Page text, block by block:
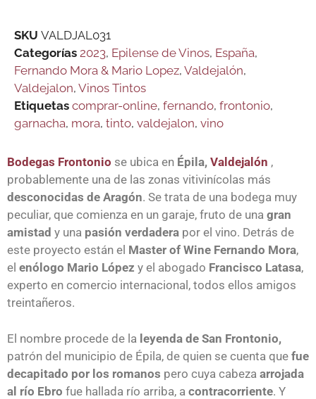
SKU VALDJAL031
Categorías 2023, Epilense de Vinos, España,
Fernando Mora & Mario Lopez, Valdejalón,
Valdejalon, Vinos Tintos
Etiquetas comprar-online, fernando, frontonio,
garnacha, mora, tinto, valdejalon, vino
Bodegas Frontonio se ubica en Épila, Valdejalón ,
probablemente una de las zonas vitivinícolas más
desconocidas de Aragón. Se trata de una bodega muy
peculiar, que comienza en un garaje, fruto de una gran
amistad y una pasión verdadera por el vino. Detrás de
este proyecto están el Master of Wine Fernando Mora,
el enólogo Mario López y el abogado Francisco Latasa,
experto en comercio internacional, todos ellos amigos
treintañeros.
El nombre procede de la leyenda de San Frontonio,
patrón del municipio de Épila, de quien se cuenta que fue
decapitado por los romanos pero cuya cabeza arrojada
al río Ebro fue hallada río arriba, a contracorriente. Y